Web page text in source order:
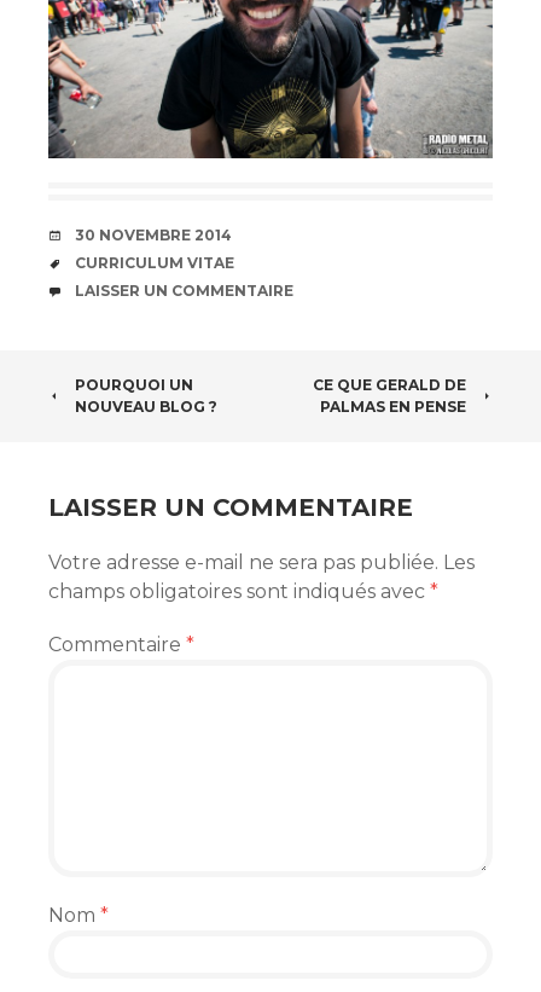
DATE
30 NOVEMBRE 2014
ÉTIQUETTES
CURRICULUM VITAE
COMMENTAIRES
LAISSER UN COMMENTAIRE
NAVIGATION
ARTICLES
POURQUOI UN
NOUVEAU BLOG ?
CE QUE GERALD DE
PALMAS EN PENSE
LAISSER UN COMMENTAIRE
Votre adresse e-mail ne sera pas publiée. Les
champs obligatoires sont indiqués avec *
Commentaire *
Nom *